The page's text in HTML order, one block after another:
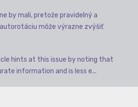
by mali, pretože pravidelný a
môže výrazne zvýšiť
hints at this issue by noting that
information and is less e...